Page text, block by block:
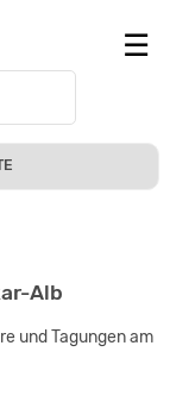
Alb
und Tagungen am